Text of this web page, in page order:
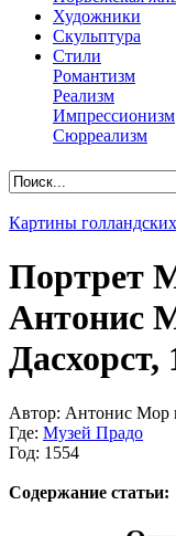
Художники
Скульптура
Стили
Романтизм
Реализм
Импрессионизм
Сюрреализм
Картины
Портрет
Антонис
Дасхорст,
Автор: Антонис Мор
Где: Музей Прадо
Год: 1554
Содержание статьи: